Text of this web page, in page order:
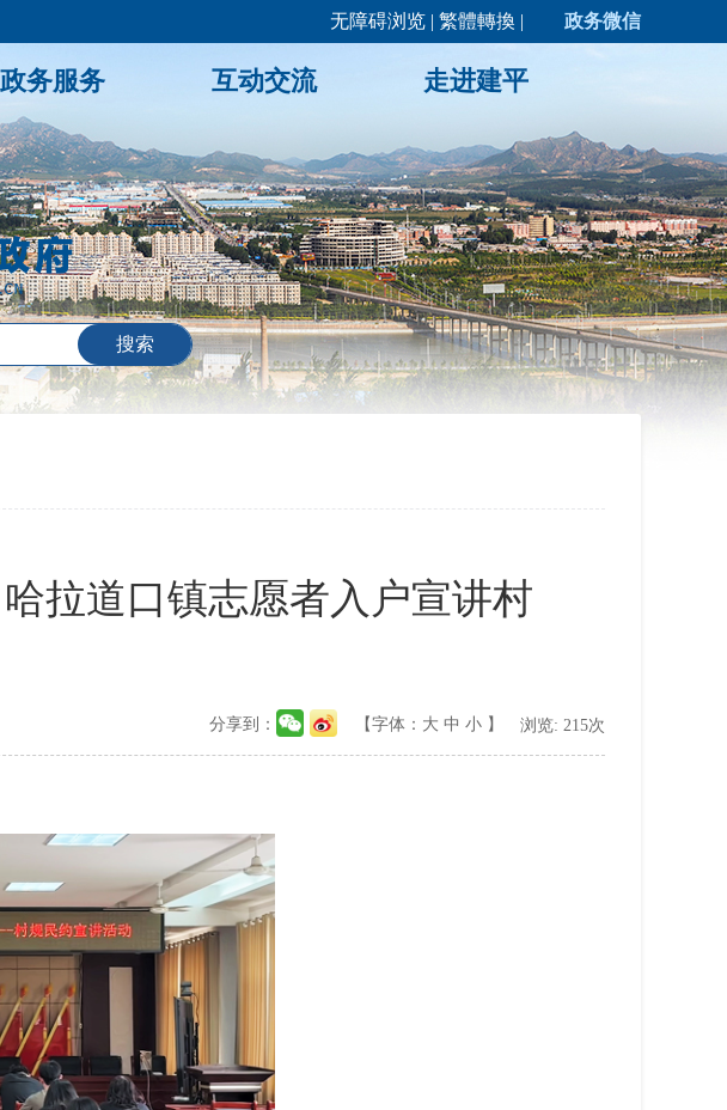
无障碍浏览 | 繁體轉換 | 政务微信
政务服务 互动交流 走进建平
拉道口镇志愿者入户宣讲村
【字体： 大 中 小 】 浏览: 215次
分享到：